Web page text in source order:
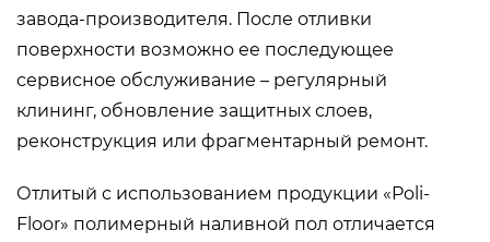
завода-производителя. После отливки
поверхности возможно ее последующее
сервисное обслуживание – регулярный
клининг, обновление защитных слоев,
реконструкция или фрагментарный ремонт.
Отлитый с использованием продукции «Poli-
Floor» полимерный наливной пол отличается